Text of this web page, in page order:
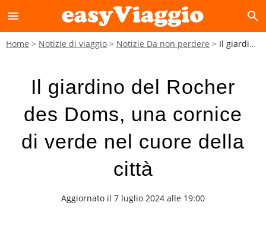
menu search
Home Notizie di viaggio Notizie Da non perdere Il giardino del Rocher des Doms, una cornice di verde nel cuore della città
Il giardino del Rocher
des Doms, una cornice
di verde nel cuore della
città
Aggiornato il 7 luglio 2024 alle 19:00